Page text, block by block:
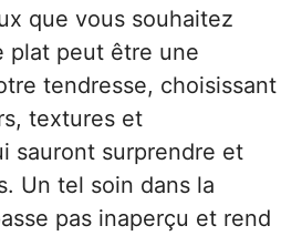
que vous souhaitez
plat peut être une
tendresse, choisissant
textures et
sauront surprendre et
Un tel soin dans la
pas inaperçu et rend